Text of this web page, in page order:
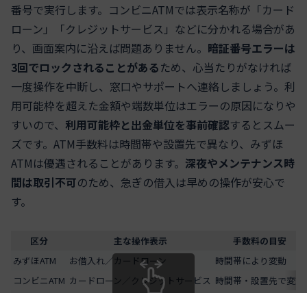
番号で実行します。コンビニATMでは表示名称が「カード
ローン」「クレジットサービス」などに分かれる場合があ
り、画面案内に沿えば問題ありません。 暗証番号エラーは
3回でロックされることがあるため、心当たりがなければ
一度操作を中断し、窓口やサポートへ連絡しましょう。利
用可能枠を超えた金額や端数単位はエラーの原因になりや
すいので、 利用可能枠と出金単位を事前確認するとスムー
ズです。ATM手数料は時間帯や設置先で異なり、みずほ
ATMは優遇されることがあります。 深夜やメンテナンス時
間は取引不可のため、急ぎの借入は早めの操作が安心で
す。
区分 主な操作表示
手数料の目安
みずほATM
お借入れ／カードローン
時間帯により変動
コンビニATM カードローン／クレジットサービス 時間帯・設置先で変動